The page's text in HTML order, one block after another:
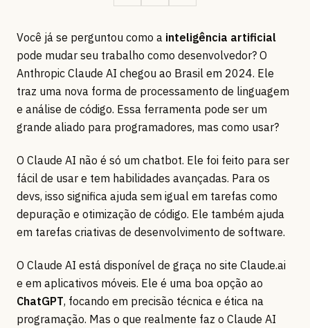
Você já se perguntou como a inteligência artificial
pode mudar seu trabalho como desenvolvedor? O
Anthropic Claude AI chegou ao Brasil em 2024. Ele
traz uma nova forma de processamento de linguagem
e análise de código. Essa ferramenta pode ser um
grande aliado para programadores, mas como usar?
O Claude AI não é só um chatbot. Ele foi feito para ser
fácil de usar e tem habilidades avançadas. Para os
devs, isso significa ajuda sem igual em tarefas como
depuração e otimização de código. Ele também ajuda
em tarefas criativas de desenvolvimento de software.
O Claude AI está disponível de graça no site Claude.ai
e em aplicativos móveis. Ele é uma boa opção ao
ChatGPT, focando em precisão técnica e ética na
programação. Mas o que realmente faz o Claude AI